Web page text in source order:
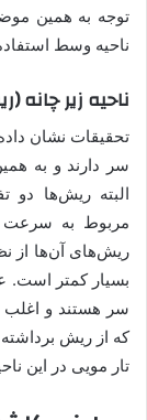
توجه به همین
ناحیه وسط
ناحیه زیر چانه
تحقیقات نشان
سر دارند و به
البته ریش‌ها دو
مربوط به سرعت
ریش‌های آن‌ها از
بسیار کمتر است.
سر هستند و اغلب
که از ریش
تار مویی در این